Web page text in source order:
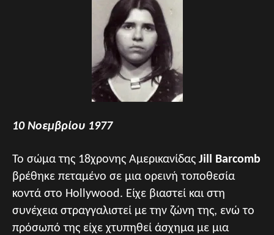
10 Νοεμβρίου 1977
Το σώμα της 18χρονης Αμερικανίδας Jill Barcomb
βρέθηκε πεταμένο σε μια ορεινή τοποθεσία
κοντά στο Hollywood. Είχε βιαστεί και στη
συνέχεια στραγγαλιστεί με την ζώνη της, ενώ το
πρόσωπό της είχε χτυπηθεί άσχημα με μια